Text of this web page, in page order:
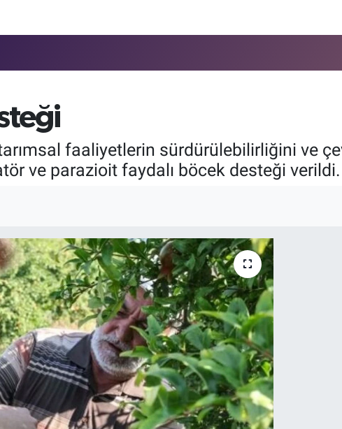
faaliyetlerin sürdürülebilirliğini ve
ve parazioit faydalı böcek desteği verildi.